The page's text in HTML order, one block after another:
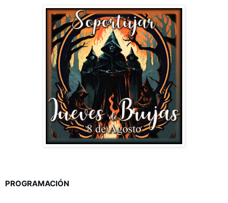
PROGRAMACIÓN